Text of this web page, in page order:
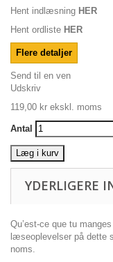
Hent indlæsning HER
Hent ordliste HER
Flere detaljer
Send til en ven
Udskriv
119,00 kr ekskl. moms
Antal
Læg i kurv
YDERLIGERE
Qu’est-ce que tu
læseoplevelser på dette
noms.